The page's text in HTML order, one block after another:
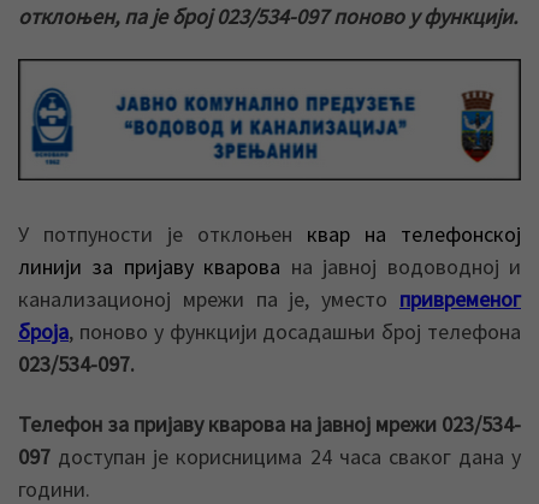
отклоњен, па је број 023/534-097 поново у функцији.
У потпуности је отклоњен квар на телефонској
линији за пријаву кварова на јавној водоводној и
канализационој мрежи па је, уместо привременог
броја, поново у функцији досадашњи број телефона
023/534-097.
Телефон за пријаву кварова на јавној мрежи 023/534-
097 доступан је корисницима 24 часа сваког дана у
години.